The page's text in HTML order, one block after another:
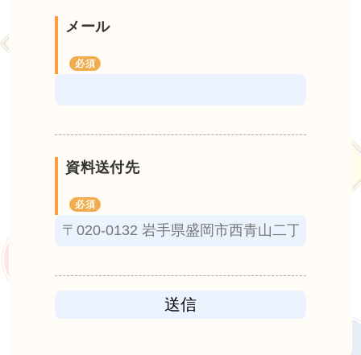
メール
資料送付先